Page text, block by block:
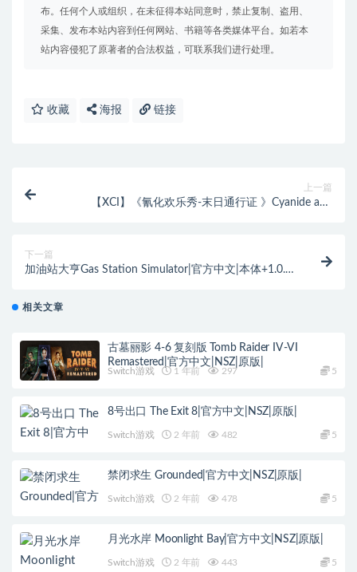
布。任何个人或组织，在未征得本站同意时，禁止复制、盗用、
采集、发布本站内容到任何网站、书籍等各类媒体平台。如若本
站内容侵犯了原著者的合法权益，可联系我们进行处理。
收藏 海报 链接
上一篇
【XCI】《氰化欢乐秀-末日通行证 》Cyanide and
下一篇
加油站大亨Gas Station Simulator|官方中文|本体+1.0.1
相关文章
古墓丽影 4-6 复刻版 Tomb Raider IV-VI
Remastered|官方中文|NSZ|原版|
Switch游戏 1 年前 297 5
8号出口 The Exit 8|官方中文|NSZ|原版|
Switch游戏 2 年前 482 5
禁闭求生 Grounded|官方中文|NSZ|原版|
Switch游戏 2 年前 478 5
月光水岸 Moonlight Bay|官方中文|NSZ|原版|
Switch游戏 2 年前 443 5